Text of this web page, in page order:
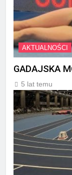
AKTUALNOŚCI
GADAJSKA
5 lat temu